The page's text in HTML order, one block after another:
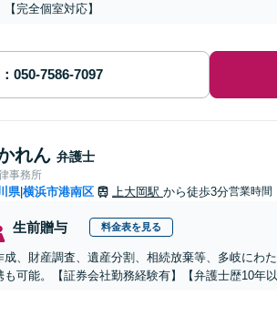
【完全個室対応】
れん 弁護士
事務所
県|横浜市港南区 上大岡駅 から徒歩3分営業時間
生前贈与 料金表を見る
成、財産調査、遺産分割、相続放棄等、多岐にわ
も可能。【証券会社勤務経験有】【弁護士歴10年